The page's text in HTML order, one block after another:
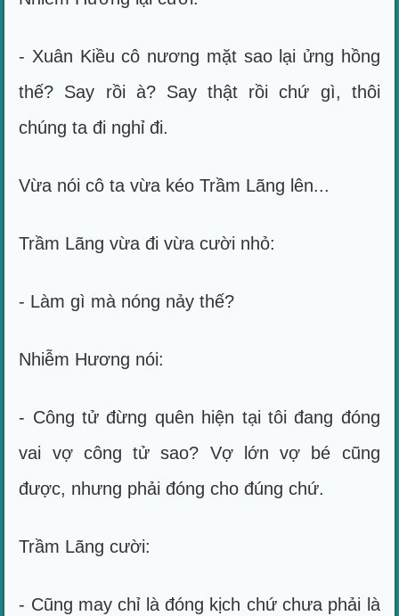
- Xuân Kiều cô nương mặt sao lại ửng hồng
thế? Say rồi à? Say thật rồi chứ gì, thôi
chúng ta đi nghỉ đi.
Vừa nói cô ta vừa kéo Trầm Lãng lên...
Trầm Lãng vừa đi vừa cười nhỏ:
- Làm gì mà nóng nảy thế?
Nhiễm Hương nói:
- Công tử đừng quên hiện tại tôi đang đóng
vai vợ công tử sao? Vợ lớn vợ bé cũng
được, nhưng phải đóng cho đúng chứ.
Trầm Lãng cười:
- Cũng may chỉ là đóng kịch chứ chưa phải là